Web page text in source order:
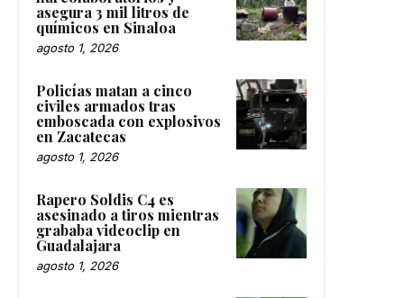
asegura 3 mil litros de
químicos en Sinaloa
agosto 1, 2026
Policías matan a cinco
civiles armados tras
emboscada con explosivos
en Zacatecas
agosto 1, 2026
Rapero Soldis C4 es
asesinado a tiros mientras
grababa videoclip en
Guadalajara
agosto 1, 2026